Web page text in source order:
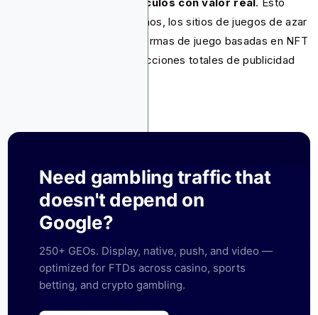
significa que los criptocasinos, los sitios de juegos de azar
personalizados y las plataformas de juego basadas en NFT
ahora están sujetos a restricciones totales de publicidad